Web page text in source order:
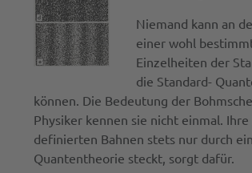
Niemand kann an
einer wohl
Einzelheiten der
die Standard-
können. Die Bedeutung der
Physiker kennen sie nicht einmal.
definierten Bahnen stets nur durch
Quantentheorie steckt, sorgt dafür.